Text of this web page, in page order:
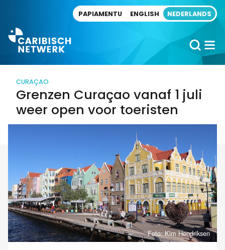
PAPIAMENTU ENGLISH NEDERLANDS
CURAÇAO
Grenzen Curaçao vanaf 1 juli
weer open voor toeristen
Foto: Kim Hendriksen